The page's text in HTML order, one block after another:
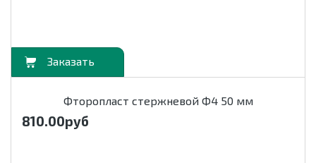
Фторопласт стержневой Ф4 50 мм
810.00руб